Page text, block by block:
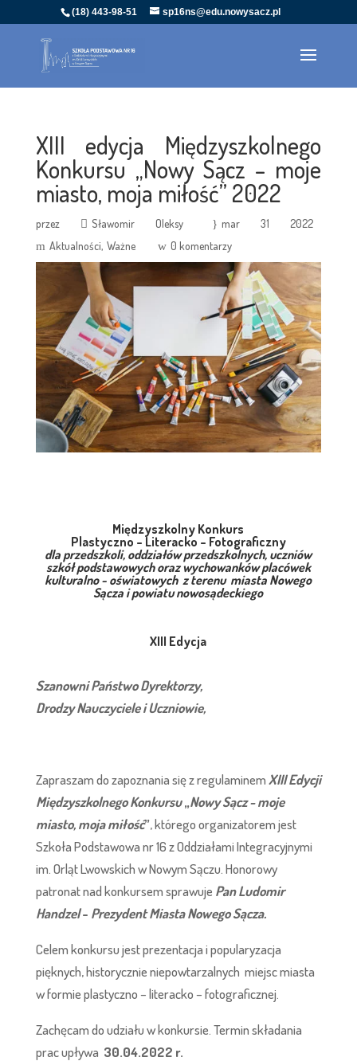
(18) 443-98-51 sp16ns@edu.nowysacz.pl
XIII edycja Międzyszkolnego
Konkursu „Nowy Sącz – moje
miasto, moja miłość” 2022
przez Sławomir Oleksy
mar 31 2022
Aktualności Ważne 0 komentarzy
Międzyszkolny Konkurs
Plastyczno – Literacko – Fotograficzny
dla przedszkoli, oddziałów przedszkolnych, uczniów
szkół podstawowych oraz wychowanków placówek
kulturalno - oświatowych z terenu miasta Nowego
Sącza i powiatu nowosądeckiego
XIII Edycja
Szanowni Państwo Dyrektorzy,
Drodzy Nauczyciele i Uczniowie,
Zapraszam do zapoznania się z regulaminemXIII Edycji
Międzyszkolnego Konkursu„Nowy Sącz - moje
miasto, moja miłość”, którego organizatorem jest
Szkoła Podstawowa nr 16 z Oddziałami Integracyjnymi
im. Orląt Lwowskich w Nowym Sączu. Honorowy
patronat nad konkursem sprawuje Pan Ludomir
Handzel- Prezydent Miasta Nowego Sącza.
Celem konkursu jest prezentacja i popularyzacja
pięknych, historycznie niepowtarzalnych miejsc miasta
w formie plastyczno – literacko – fotograficznej.
Zachęcam do udziału w konkursie. Termin składania
prac upływa 30.04.2022 r.